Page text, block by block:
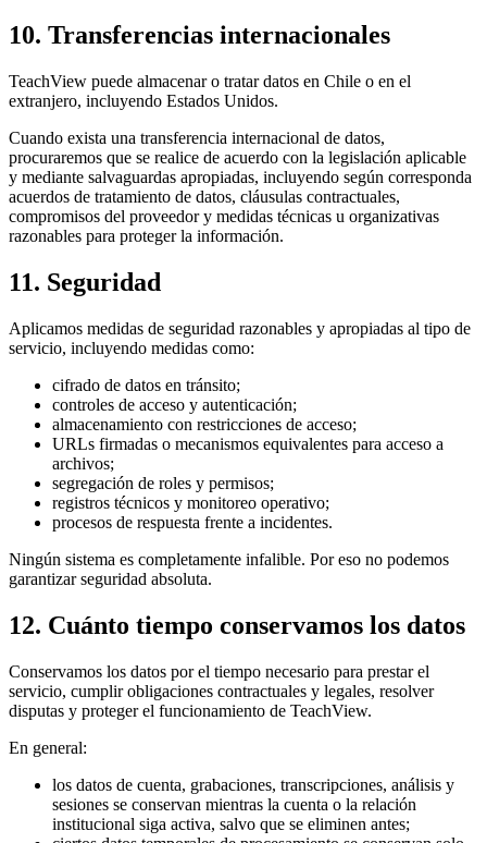
10. Transferencias internacionales
TeachView puede almacenar o tratar datos en Chile o en el
extranjero, incluyendo Estados Unidos.
Cuando exista una transferencia internacional de datos,
procuraremos que se realice de acuerdo con la legislación aplicable
y mediante salvaguardas apropiadas, incluyendo según corresponda
acuerdos de tratamiento de datos, cláusulas contractuales,
compromisos del proveedor y medidas técnicas u organizativas
razonables para proteger la información.
11. Seguridad
Aplicamos medidas de seguridad razonables y apropiadas al tipo de
servicio, incluyendo medidas como:
cifrado de datos en tránsito;
controles de acceso y autenticación;
almacenamiento con restricciones de acceso;
URLs firmadas o mecanismos equivalentes para acceso a
archivos;
segregación de roles y permisos;
registros técnicos y monitoreo operativo;
procesos de respuesta frente a incidentes.
Ningún sistema es completamente infalible. Por eso no podemos
garantizar seguridad absoluta.
12. Cuánto tiempo conservamos los datos
Conservamos los datos por el tiempo necesario para prestar el
servicio, cumplir obligaciones contractuales y legales, resolver
disputas y proteger el funcionamiento de TeachView.
En general:
los datos de cuenta, grabaciones, transcripciones, análisis y
sesiones se conservan mientras la cuenta o la relación
institucional siga activa, salvo que se eliminen antes;